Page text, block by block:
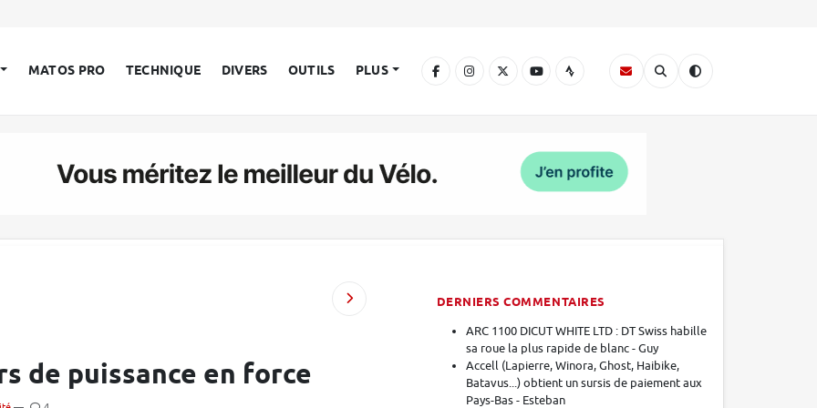
MATOS PRO TECHNIQUE DIVERS OUTILS PLUS
de puissance en force
DERNIERS COMMENTAIRES
ARC 1100 DICUT WHITE LTD : DT Swiss habille
sa roue la plus rapide de blanc - Guy
Accell (Lapierre, Winora, Ghost, Haibike,
Batavus...) obtient un sursis de paiement aux
Pays-Bas - Esteban